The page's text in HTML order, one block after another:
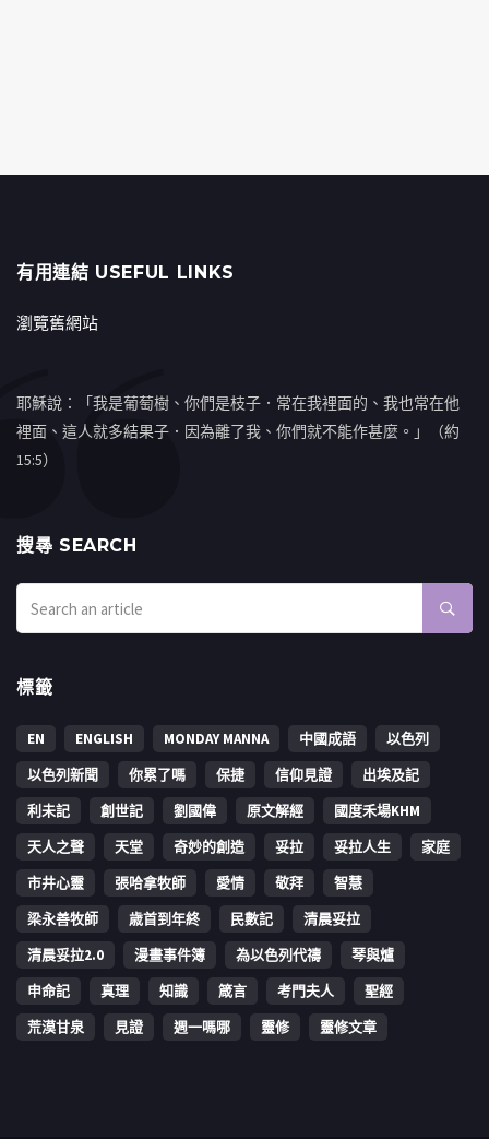
有用連結 USEFUL LINKS
瀏覽舊網站
耶穌說：「我是葡萄樹、你們是枝子．常在我裡面的、我也常在他
裡面、這人就多結果子．因為離了我、你們就不能作甚麼。」（約
15:5）
搜㝷 SEARCH
標籤
EN ENGLISH MONDAY MANNA 中國成語
以色列
以色列新聞
你累了嗎 保捷 信仰見證
出埃及記
利未記
創世記 劉國偉 原文解經
國度禾場KHM
天人之聲
天堂 奇妙的創造 妥拉 妥拉人生
家庭
市井心靈
張哈拿牧師 愛情 敬拜
智慧
梁永善牧師
歳首到年終 民數記
清晨妥拉
清晨妥拉2.0
漫畫事件簿 為以色列代禱
琴與爐
申命記
真理 知識 箴言 考門夫人
聖經
荒漠甘泉
見證 週一嗎哪 靈修 靈修文章